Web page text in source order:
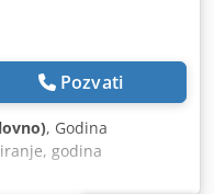
Pozvati
, Godina
godina
1440 A nudi opseg